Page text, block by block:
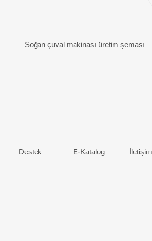
Soğan çuval makinası üretim şeması
Destek E-Katalog İletişim